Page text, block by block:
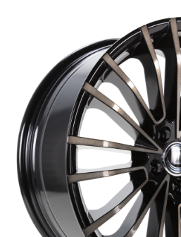
Vanteiden osto-opas
Auton renkaat
Yhteystiedot